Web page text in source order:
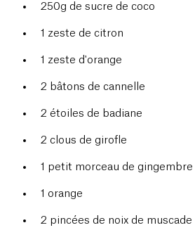
250g de sucre de coco
1 zeste de citron
1 zeste d'orange
2 bâtons de cannelle
2 étoiles de badiane
2 clous de girofle
1 petit morceau de gingembre
1 orange
2 pincées de noix de muscade